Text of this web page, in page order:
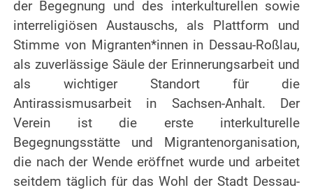
der Begegnung und des interkulturellen sowie
interreligiösen Austauschs, als Plattform und
Stimme von Migranten*innen in Dessau-Roßlau,
als zuverlässige Säule der Erinnerungsarbeit und
als wichtiger Standort für die
Antirassismusarbeit in Sachsen-Anhalt. Der
Verein ist die erste interkulturelle
Begegnungsstätte und Migrantenorganisation,
die nach der Wende eröffnet wurde und arbeitet
seitdem täglich für das Wohl der Stadt Dessau-